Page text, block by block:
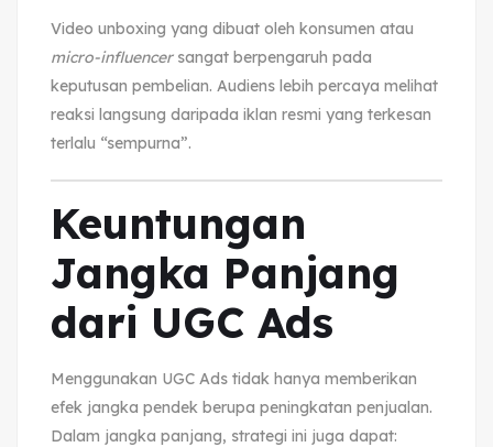
Video unboxing yang dibuat oleh konsumen atau
micro-influencersangat berpengaruh pada
keputusan pembelian. Audiens lebih percaya melihat
reaksi langsung daripada iklan resmi yang terkesan
terlalu “sempurna”.
Keuntungan
Jangka Panjang
dari UGC Ads
Menggunakan UGC Ads tidak hanya memberikan
efek jangka pendek berupa peningkatan penjualan.
Dalam jangka panjang, strategi ini juga dapat: